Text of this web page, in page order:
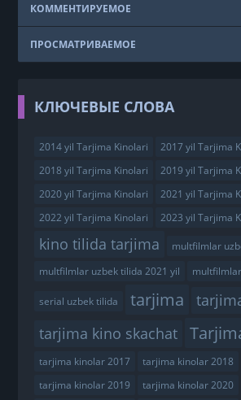
КОММЕНТИРУЕМОЕ
ПРОСМАТРИВАЕМОЕ
КЛЮЧЕВЫЕ СЛОВА
2014 yil Tarjima Kinolari
2017 yil Tarjima
2018 yil Tarjima Kinolari
2019 yil Tarjima
2020 yil Tarjima Kinolari
2021 yil Tarjima
2022 yil Tarjima Kinolari
2023 yil Tarjima
kino tilida tarjima
multfilmlar
multfilmlar uzbek tilida 2021 yil
serial uzbek tilida tarjima
tarjima kino skachat
tarjima kinolar 2017
tarjima kinolar 2018
tarjima kinolar 2019
tarjima kinolar 2020